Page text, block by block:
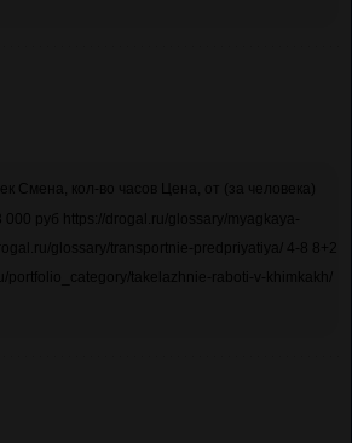
Смена, кол-во часов Цена, от (за человека)
000 руб https://drogal.ru/glossary/myagkaya-
glossary/transportnie-predpriyatiya/ 4-8 8+2
portfolio_category/takelazhnie-raboti-v-khimkakh/